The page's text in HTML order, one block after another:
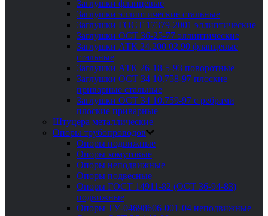
Заглушки фланцевые
Заглушки эллиптические стальные
Заглушки ГОСТ 17379-2001 эллиптические
Заглушки ОСТ 36-25-77 эллиптические
Заглушки АТК 24.200 02 90 фланцевые
стальные
Заглушки АТК 26-18-5-93 поворотные
Заглушки ОСТ 34 10.758-97 плоские
приварные стальные
Заглушки ОСТ 34 10.759-97 с ребрами
плоские приварные
Штуцера металлические
Опоры трубопроводов
Опоры подвижные
Опоры хомутовые
Опоры неподвижные
Опоры подвесные
Опоры ГОСТ 14911-82 (ОСТ 36-94-83)
подвижные
Опоры ТУ-04698606-001-04 неподвижные